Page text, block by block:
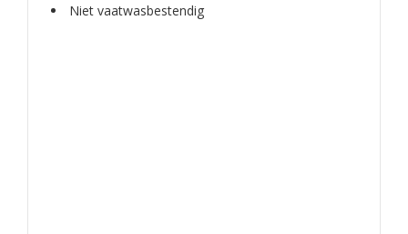
Niet vaatwasbestendig